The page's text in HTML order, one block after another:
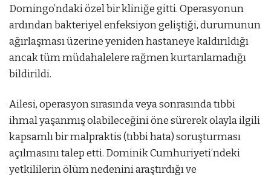
Domingo’ndaki özel bir kliniğe gitti. Operasyonun
ardından bakteriyel enfeksiyon geliştiği, durumunun
ağırlaşması üzerine yeniden hastaneye kaldırıldığı
ancak tüm müdahalelere rağmen kurtarılamadığı
bildirildi.
Ailesi, operasyon sırasında veya sonrasında tıbbi
ihmal yaşanmış olabileceğini öne sürerek olayla ilgili
kapsamlı bir malpraktis (tıbbi hata) soruşturması
açılmasını talep etti. Dominik Cumhuriyeti’ndeki
yetkililerin ölüm nedenini araştırdığı ve